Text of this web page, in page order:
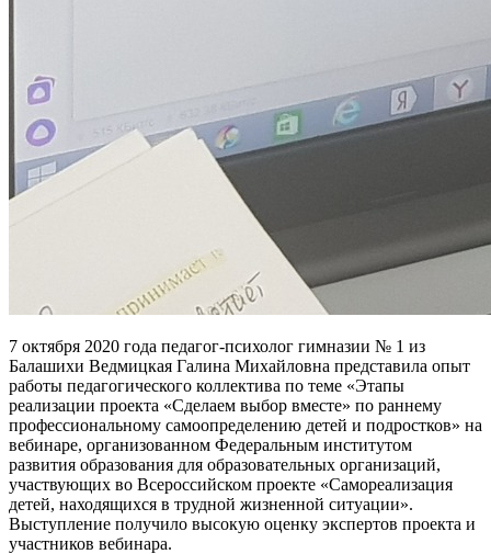
7 октября 2020 года педагог-психолог гимназии № 1 из
Балашихи Ведмицкая Галина Михайловна представила опыт
работы педагогического коллектива по теме «Этапы
реализации проекта «Сделаем выбор вместе» по раннему
профессиональному самоопределению детей и подростков» на
вебинаре, организованном Федеральным институтом
развития образования для образовательных организаций,
участвующих во Всероссийском проекте «Самореализация
детей, находящихся в трудной жизненной ситуации».
Выступление получило высокую оценку экспертов проекта и
участников вебинара.